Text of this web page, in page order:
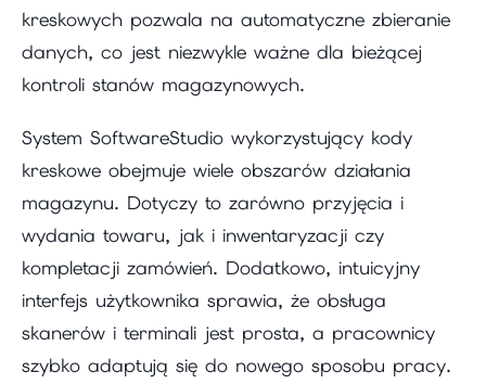
kreskowych pozwala na automatyczne zbieranie
danych, co jest niezwykle ważne dla bieżącej
kontroli stanów magazynowych.
System SoftwareStudio wykorzystujący kody
kreskowe obejmuje wiele obszarów działania
magazynu. Dotyczy to zarówno przyjęcia i
wydania towaru, jak i inwentaryzacji czy
kompletacji zamówień. Dodatkowo, intuicyjny
interfejs użytkownika sprawia, że obsługa
skanerów i terminali jest prosta, a pracownicy
szybko adaptują się do nowego sposobu pracy.